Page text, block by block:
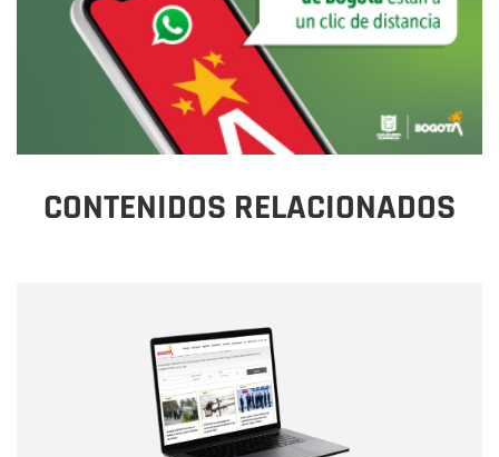
CONTENIDOS RELACIONADOS
Correo electrónico